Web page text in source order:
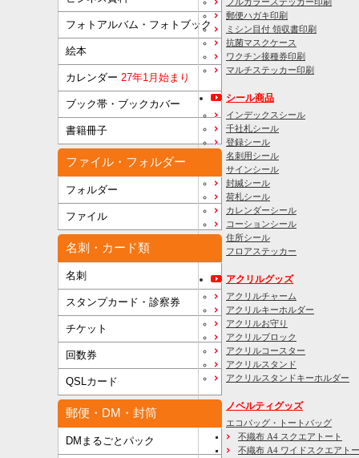
フォトアルバム・フォトブック
絵本
カレンダー 27年1月始まり
ブック帯・ブックカバー
書籍冊子
ファイル・フォルダー
フォルダー
ファイル
名刺・カード類
名刺
スタンプカード・診察券
チケット
回数券
QSLカード
郵便・DM・封筒
DMまるごとパック
郵便ハガキ印刷
ミシン目付 領収書印刷
抗菌マスクケース
ワクチン接種券印刷
マルチステッカー印刷
シール商品
インデックスシール
千社札シール
登録シール
名刺用シール
サインシール
封緘シール
荷札シール
カレンダーシール
コーションシール
住所シール
フロアステッカー
アクリルグッズ
アクリルチャーム
アクリルキーホルダー
アクリルお守り
アクリルブロック
アクリルコースター
アクリルスタンド
アクリルスタンドキーホルダー
ノベルティグッズ
エコバッグ・トートバッグ
不織布 A4 スクエアトート
不織布 A4 ワイドスクエアト